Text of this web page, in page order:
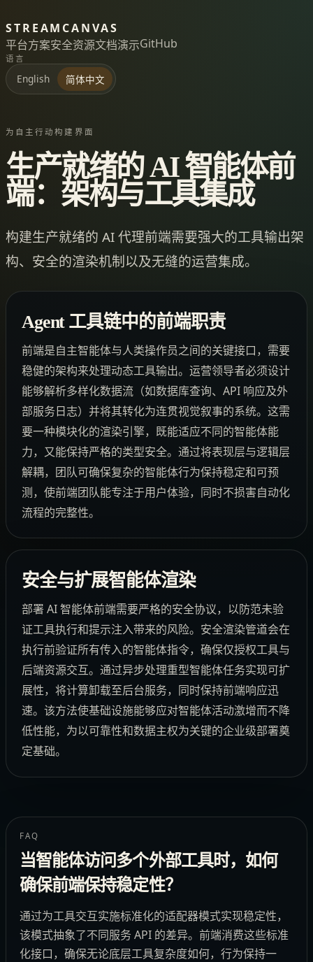
STREAMCANVAS
平台方案安全资源文档演示GitHub
语言
English 简体中文
为自主行动构建界面
生产就绪的 AI 智能体前
端：架构与工具集成
构建生产就绪的 AI 代理前端需要强大的工具输出架
构、安全的渲染机制以及无缝的运营集成。
Agent 工具链中的前端职责
前端是自主智能体与人类操作员之间的关键接口，需要
稳健的架构来处理动态工具输出。运营领导者必须设计
能够解析多样化数据流（如数据库查询、API 响应及外
部服务日志）并将其转化为连贯视觉叙事的系统。这需
要一种模块化的渲染引擎，既能适应不同的智能体能
力，又能保持严格的类型安全。通过将表现层与逻辑层
解耦，团队可确保复杂的智能体行为保持稳定和可预
测，使前端团队能专注于用户体验，同时不损害自动化
流程的完整性。
安全与扩展智能体渲染
部署 AI 智能体前端需要严格的安全协议，以防范未验
证工具执行和提示注入带来的风险。安全渲染管道会在
执行前验证所有传入的智能体指令，确保仅授权工具与
后端资源交互。通过异步处理重型智能体任务实现可扩
展性，将计算卸载至后台服务，同时保持前端响应迅
速。该方法使基础设施能够应对智能体活动激增而不降
低性能，为以可靠性和数据主权为关键的企业级部署奠
定基础。
FAQ
当智能体访问多个外部工具时，如何
确保前端保持稳定性？
通过为工具交互实施标准化的适配器模式实现稳定性，
该模式抽象了不同服务 API 的差异。前端消费这些标准
化接口，确保无论底层工具复杂度如何，行为保持一